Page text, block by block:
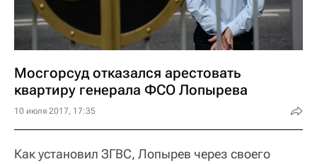
Мосгорсуд отказался арестовать
квартиру генерала ФСО Лопырева
10 июля 2017, 17:35
Как установил ЗГВС, Лопырев через своего